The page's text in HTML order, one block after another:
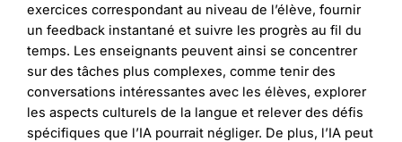
exercices correspondant au niveau de l’élève, fournir
un feedback instantané et suivre les progrès au fil du
temps. Les enseignants peuvent ainsi se concentrer
sur des tâches plus complexes, comme tenir des
conversations intéressantes avec les élèves, explorer
les aspects culturels de la langue et relever des défis
spécifiques que l’IA pourrait négliger. De plus, l’IA peut